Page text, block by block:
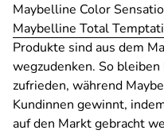
Maybelline Color
Maybelline Total
Produkte sind aus dem
wegzudenken. So
zufrieden, während
Kundinnen gewinnt,
auf den Markt gebracht